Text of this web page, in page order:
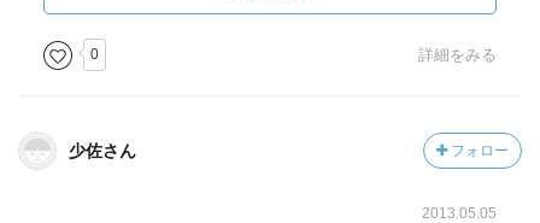
かがわしいものが漂うものである。例えば、清志郎の葬儀
での弔辞なんかを思い出しても、話している人の誠意と
か、愛情は疑いようのないものであるにも関わらず、なん
け、という作法。死者の自己愛への転化。などなど、「死
人に口なし」ということで、自分の好きなように死者を利
0 詳細をみる
少佐さん フォロー
2013.05.05